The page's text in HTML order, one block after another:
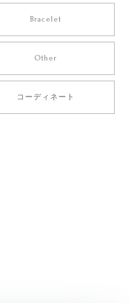
Bracelet
Other
コーディネート